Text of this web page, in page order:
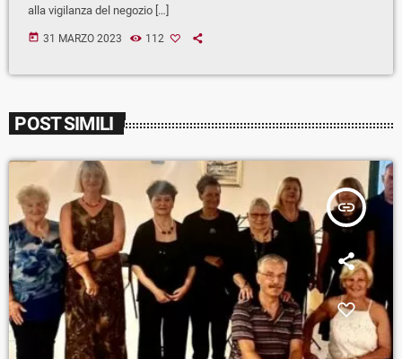
alla vigilanza del negozio […]
today 31 MARZO 2023 112
POST SIMILI
insert_link